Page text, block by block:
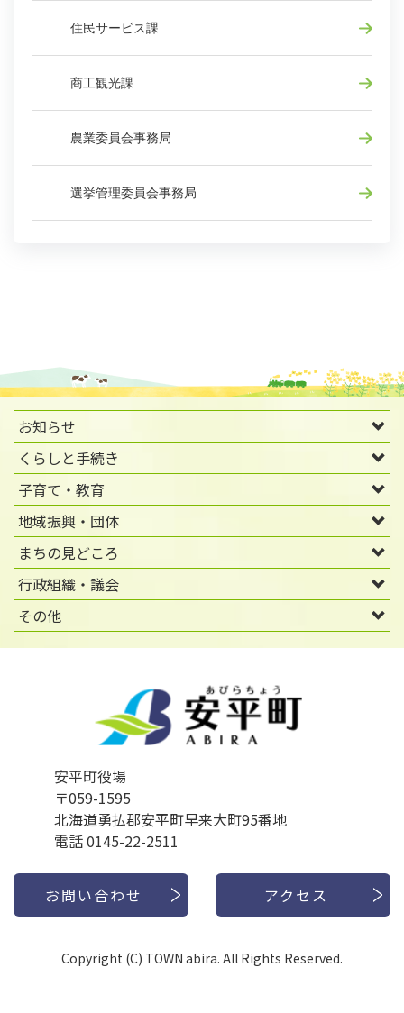
住民サービス課
商工観光課
農業委員会事務局
選挙管理委員会事務局
お知らせ
くらしと手続き
子育て・教育
地域振興・団体
まちの見どころ
行政組織・議会
その他
安平町役場
〒059-1595
北海道勇払郡安平町早来大町95番地
電話 0145-22-2511
お問い合わせ アクセス
Copyright (C) TOWN abira. All Rights Reserved.